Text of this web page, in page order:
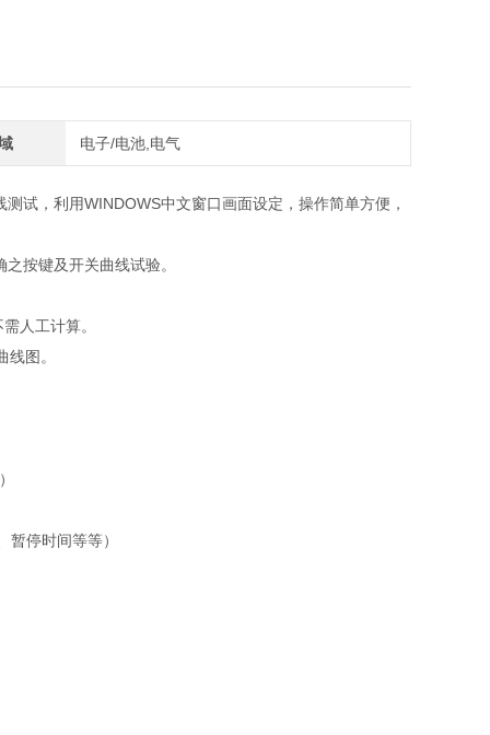
电子/电池,电气
试，利用WINDOWS中文窗口画面设定，操作简单方便，
之按键及开关曲线试验。
人工计算。
线图。
暂停时间等等）